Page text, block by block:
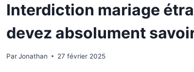
Interdiction mariage
devez absolument
ParJonathan 27 février 2025